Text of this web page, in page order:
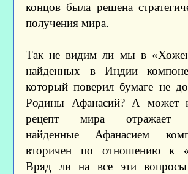
концов была решена
получения мира.
Так не видим ли мы в
найденных в Индии
который поверил бумаге не
Родины Афанасий? А может
рецепт мира отражает
найденные Афанасием
вторичен по отношению к
Вряд ли на все эти вопросы